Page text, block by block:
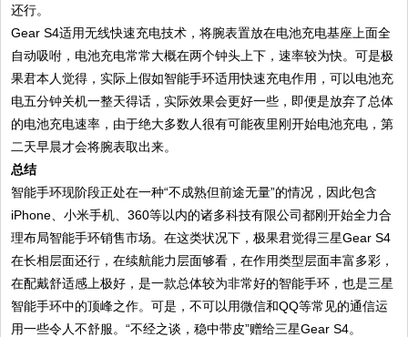
还行。
Gear S4适用无线快速充电技术，将腕表置放在电池充电基座上面全
自动吸咐，电池充电常常大概在两个钟头上下，速率较为快。可是极
果君本人觉得，实际上假如智能手环适用快速充电作用，可以电池充
电五分钟关机一整天得话，实际效果会更好一些，即便是放弃了总体
的电池充电速率，由于绝大多数人很有可能夜里刚开始电池充电，第
二天早晨才会将腕表取出来。
总结
智能手环现阶段正处在一种“不成熟但前途无量”的情况，因此包含
iPhone、小米手机、360等以内的诸多科技有限公司都刚开始全力合
理布局智能手环销售市场。在这类状况下，极果君觉得三星Gear S4
在长相层面还行，在续航能力层面够看，在作用类型层面丰富多彩，
在配戴舒适感上极好，是一款总体较为非常好的智能手环，也是三星
智能手环中的顶峰之作。可是，不可以用微信和QQ等常见的通信运
用一些令人不舒服。“不经之谈，稳中带皮”赠给三星Gear S4。